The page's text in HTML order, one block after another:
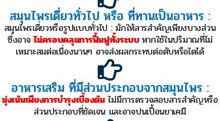
สมุนไพรเดี่ยวทั่วไป หรือ ที่ทานเป็นอาหาร :
สมุนไพรเดี่ยวหรือรูปแบบทั่วไป : มักให้สารสำคัญเพียงบางส่วน
ซึ่งอาจไม่ครอบคลุมการฟื้นฟูทั้งระบบหากใช้ในปริมาณที่ไม่
เหมาะสมต่อเนื่องนานๆ อาจส่งผลกระทบต่อตับหรือไตได้
อาหารเสริม ที่มีส่วนประกอบจากสมุนไพร :
มุ่งเน้นเพียงการบำรุงเบื้องต้นไม่มีการตรวจสอบสารสำคัญหรือ
ส่วนประกอบที่ชัดเจน และอาจปนเปื้อนยาเคมี